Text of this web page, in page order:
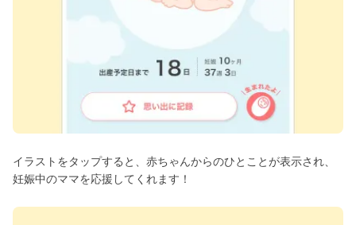
イラストをタップすると、赤ちゃんからのひとことが表示され、
妊娠中のママを応援してくれます！